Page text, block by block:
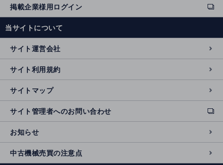
掲載企業様用ログイン
ext
e
n
al
si
t
e
当サイトについて
サイト運営会社
サイト利用規約
サイトマップ
サイト管理者へのお問い合わせ
ext
e
r
n
al
お知らせ
中古機械売買の注意点